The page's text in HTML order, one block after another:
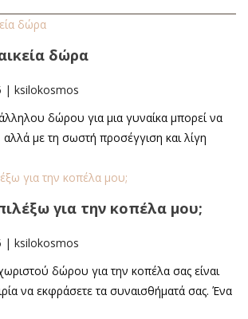
δώρα
| ksilokosmos
δώρου για μια γυναίκα μπορεί να
με τη σωστή προσέγγιση και λίγη
για την κοπέλα μου;
| ksilokosmos
δώρου για την κοπέλα σας είναι
να εκφράσετε τα συναισθήματά σας. Ένα